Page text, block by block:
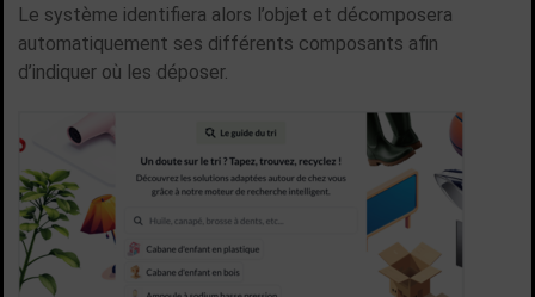
Le système identifiera alors l’objet et décomposera
automatiquement ses différents composants afin
d’indiquer où les déposer.